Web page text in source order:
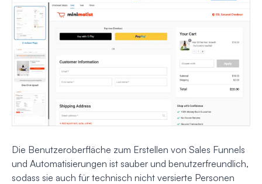
Die Benutzeroberfläche zum Erstellen von Sales Funnels
und Automatisierungen ist sauber und benutzerfreundlich,
sodass sie auch für technisch nicht versierte Personen